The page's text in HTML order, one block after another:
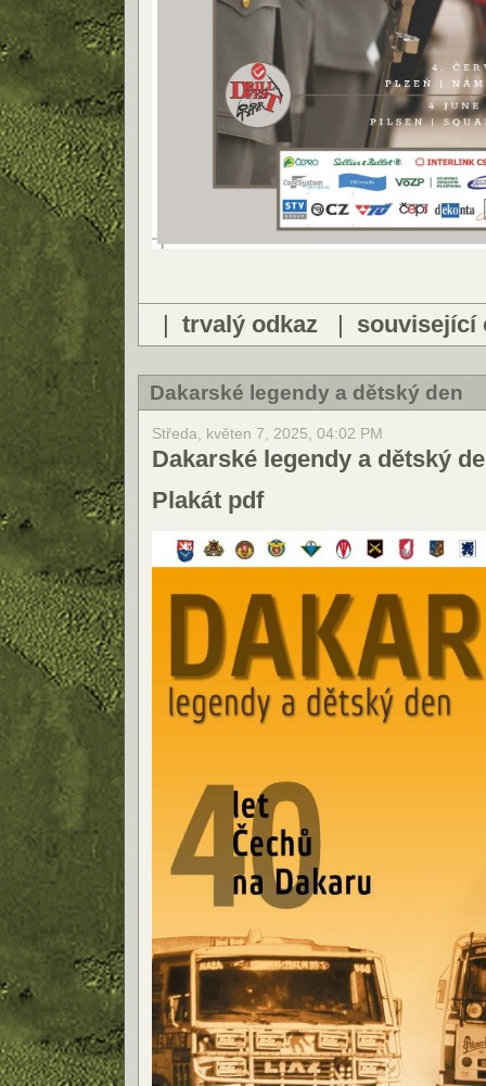
| trvalý odkaz | související
Dakarské legendy a dětský den
Středa, květen 7, 2025, 04:02 PM
Dakarské legendy a dětský
Plakát pdf